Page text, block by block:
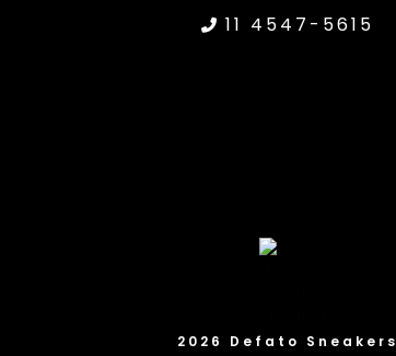
11 4547-5615
2026 Defato Sneakers